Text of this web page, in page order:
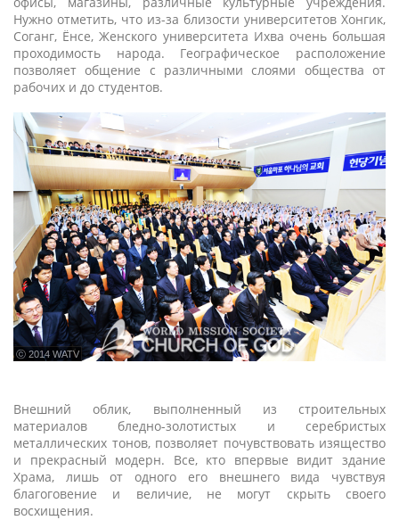
Нужно отметить, что из-за близости университетов Хонгик,
Соганг, Ёнсе, Женского университета Ихва очень большая
проходимость народа. Географическое расположение
позволяет общение с различными слоями общества от
рабочих и до студентов.
ⓒ 2014 WATV
Внешний облик, выполненный из строительных
материалов бледно-золотистых и серебристых
металлических тонов, позволяет почувствовать изящество
и прекрасный модерн. Все, кто впервые видит здание
Храма, лишь от одного его внешнего вида чувствуя
благоговение и величие, не могут скрыть своего
восхищения.